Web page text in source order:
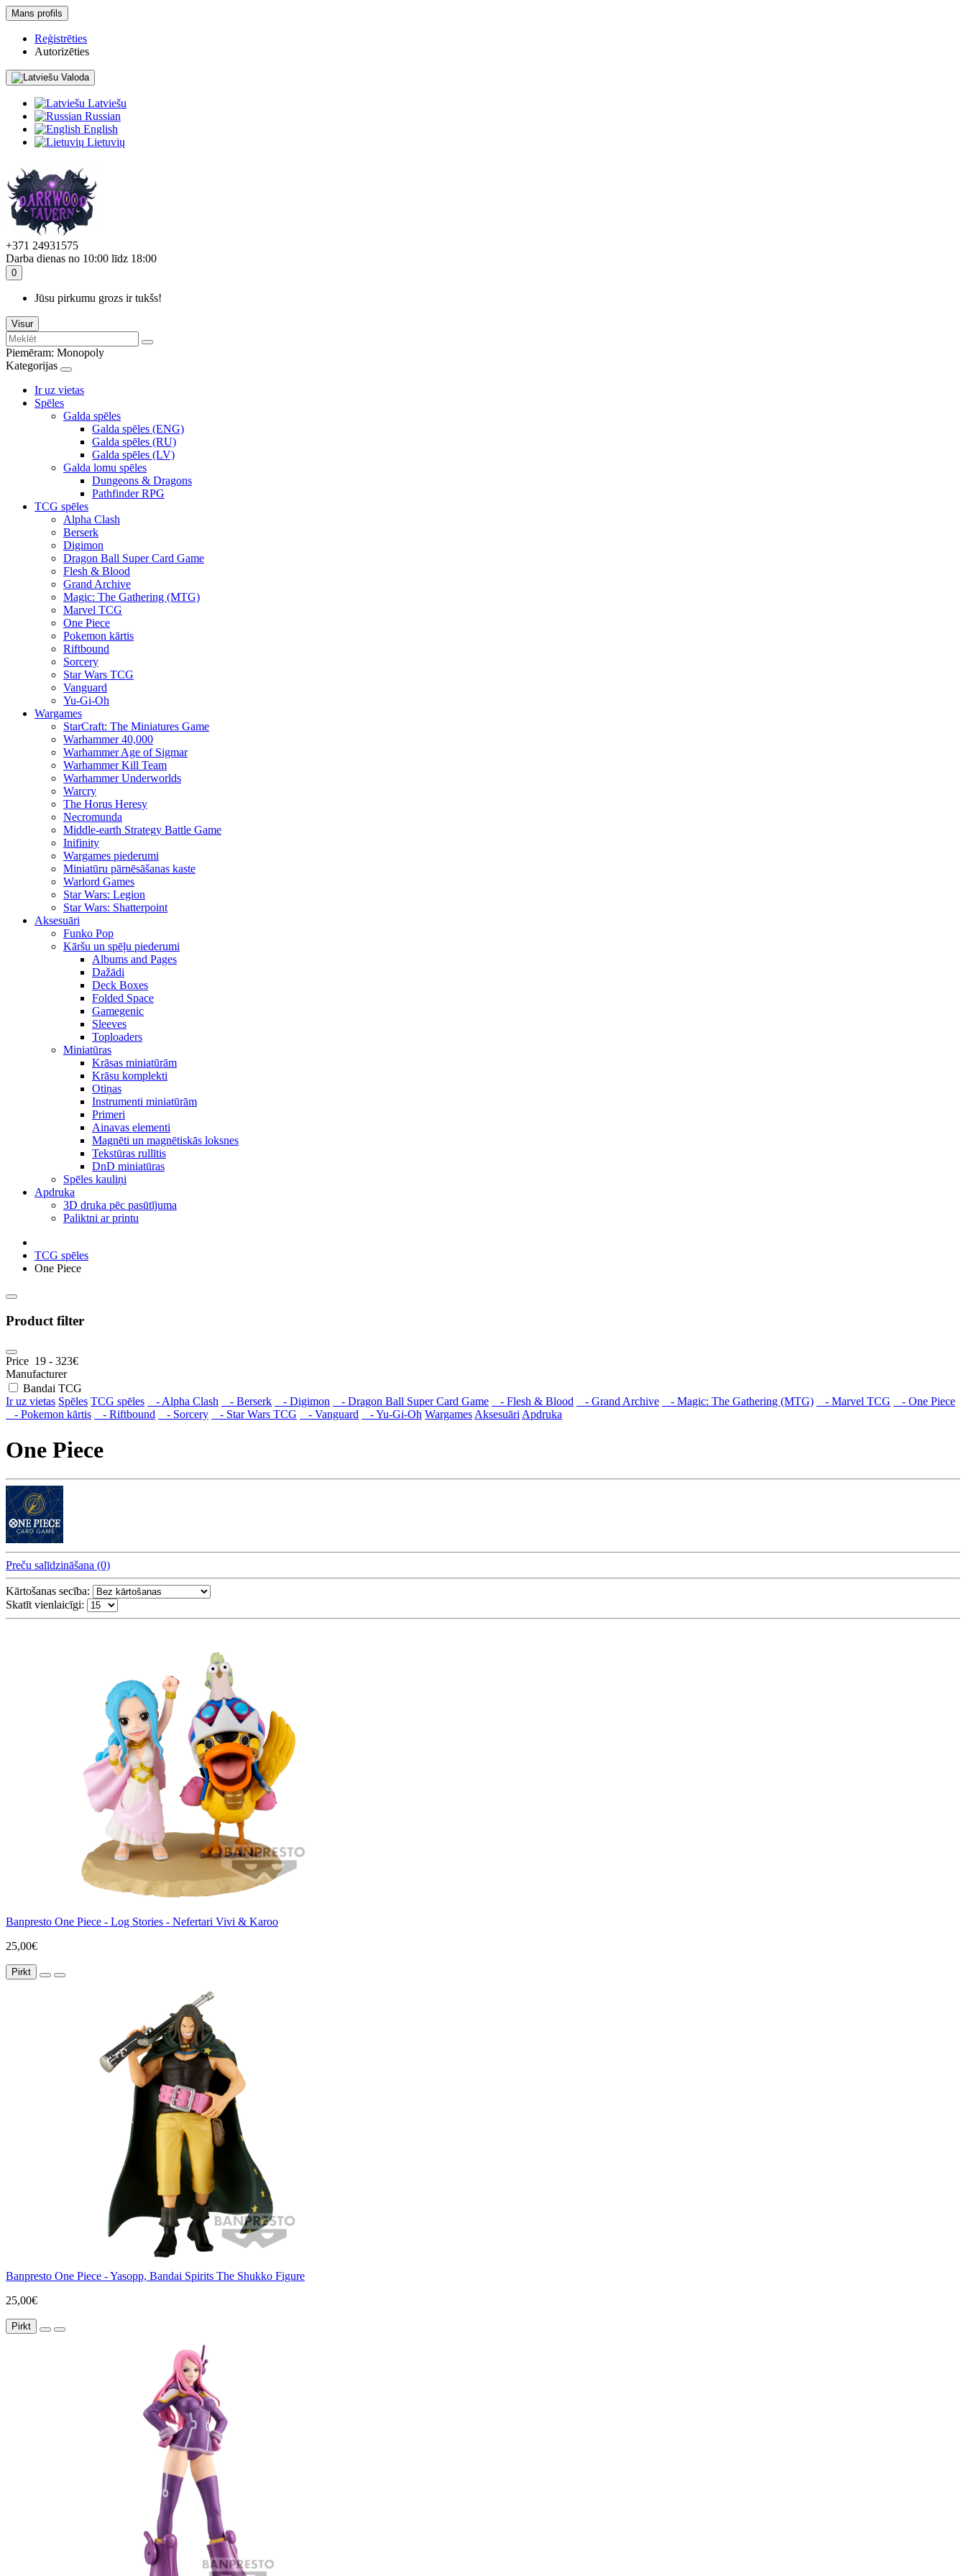
Mans profils
Reģistrēties
Autorizēties
Valoda
Latviešu
Russian
English
Lietuvių
+371 24931575
Darba dienas no 10:00 līdz 18:00
0
Jūsu pirkumu grozs ir tukšs!
Visur
Piemēram: Monopoly
Kategorijas
Ir uz vietas
Spēles
Galda spēles
Galda spēles (ENG)
Galda spēles (RU)
Galda spēles (LV)
Galda lomu spēles
Dungeons & Dragons
Pathfinder RPG
TCG spēles
Alpha Clash
Berserk
Digimon
Dragon Ball Super Card Game
Flesh & Blood
Grand Archive
Magic: The Gathering (MTG)
Marvel TCG
One Piece
Pokemon kārtis
Riftbound
Sorcery
Star Wars TCG
Vanguard
Yu-Gi-Oh
Wargames
StarCraft: The Miniatures Game
Warhammer 40,000
Warhammer Age of Sigmar
Warhammer Kill Team
Warhammer Underworlds
Warcry
The Horus Heresy
Necromunda
Middle-earth Strategy Battle Game
Inifinity
Wargames piederumi
Miniatūru pārnēsāšanas kaste
Warlord Games
Star Wars: Legion
Star Wars: Shatterpoint
Aksesuāri
Funko Pop
Kāršu un spēļu piederumi
Albums and Pages
Dažādi
Deck Boxes
Folded Space
Gamegenic
Sleeves
Toploaders
Miniatūras
Krāsas miniatūrām
Krāsu komplekti
Otiņas
Instrumenti miniatūrām
Primeri
Ainavas elementi
Magnēti un magnētiskās loksnes
Tekstūras rullītis
DnD miniatūras
Spēles kauliņi
Apdruka
3D druka pēc pasūtījuma
Paliktni ar printu
TCG spēles
One Piece
Product filter
Price 19 - 323€
Manufacturer
Bandai TCG
Ir uz vietas Spēles TCG spēles - Alpha Clash - Berserk - Digimon - Dragon Ball Super Card Game - Flesh & Blood - Grand Archive - Magic: The Gathering (MTG) - Marvel TCG
- One Piece
- Pokemon kārtis
- Riftbound - Sorcery - Star Wars TCG - Vanguard - Yu-Gi-Oh WargamesAksesuāriApdruka
One Piece
Preču salīdzināšana (0)
Kārtošanas secība:
Skatīt vienlaicīgi:
Banpresto One Piece - Log Stories - Nefertari Vivi & Karoo
25,00€
Pirkt
Banpresto One Piece - Yasopp, Bandai Spirits The Shukko Figure
25,00€
Pirkt